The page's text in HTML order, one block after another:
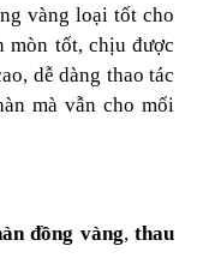
vàng loại tốt cho
mòn tốt, chịu được
dễ dàng thao tác
mà vẫn cho mối
đồng vàng,thau